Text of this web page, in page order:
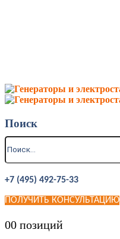
Поиск
+7 (495) 492-75-33
ПОЛУЧИТЬ КОНСУЛЬТАЦИЮ
00 позиций